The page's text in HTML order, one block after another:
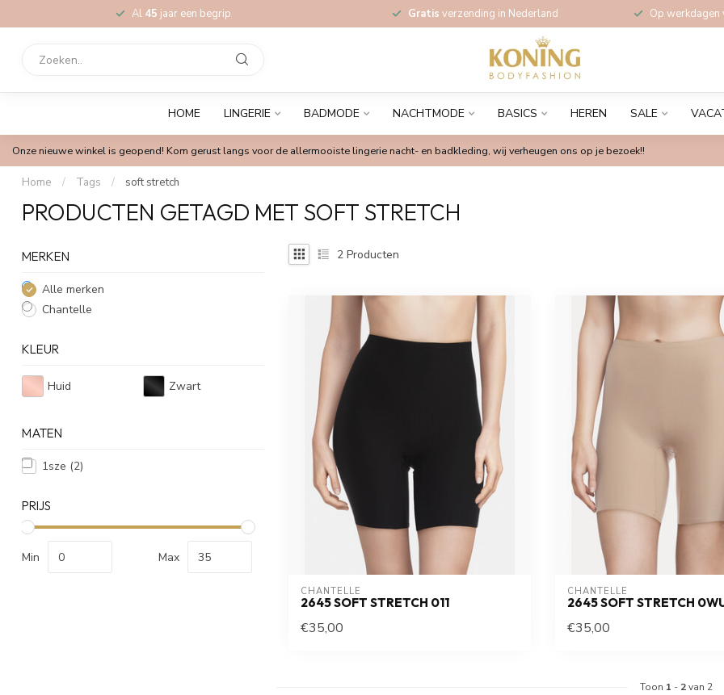
Al 45 jaar een begrip Gratis verzending in Nederland Op
HOME LINGERIE BADMODE NACHTMODE BASICS HEREN SALE
Onze nieuwe winkel is geopend! Kom gerust langs voor de allermooiste lingerie nacht- en badkleding, wij verheugen ons op je bezoek!!
Home / Tags / soft stretch
PRODUCTEN GETAGD MET SOFT STRETCH
MERKEN
Alle merken
Chantelle
KLEUR
Huid Zwart
MATEN
1sze (2)
PRIJS
Min Max
2 Producten
CHANTELLE
2645 SOFT STRETCH 011
€35,00
CHANTELLE
2645 SOFT STRETCH
€35,00
Toon 1 - 2van 2